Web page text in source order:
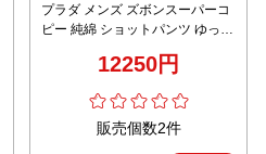
プラダ メンズ ズボンスーパーコ
ピー 純綿 ショットパンツ ゆった
12250円
販売個数2件